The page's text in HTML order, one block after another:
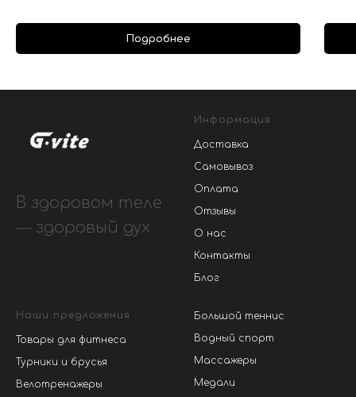
Подробнее
В здоровом теле
— здоровый дух
Информация
Доставка
Самовывоз
Оплата
Отзывы
О нас
Контакты
Блог
Наши предложения
Товары для фитнеса
Турники и брусья
Велотренажеры
Большой теннис
Водный спорт
Массажеры
Медали